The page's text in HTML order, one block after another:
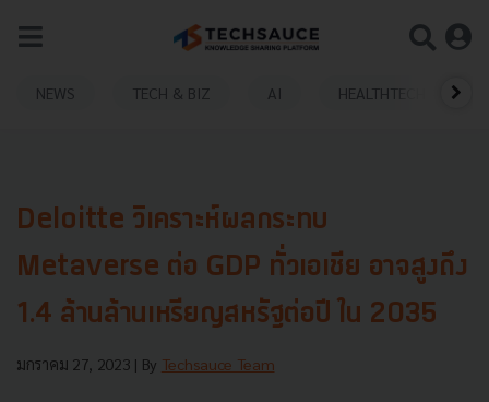
NEWS TECH & BIZ AI HEALTHTECH
Deloitte วิเคราะห์ผลกระทบ
Metaverse ต่อ GDP ทั่วเอเชีย อาจสูงถึง
1.4 ล้านล้านเหรียญสหรัฐต่อปี ใน 2035
มกราคม 27, 2023 | By Techsauce Team